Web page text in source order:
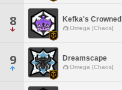
8 Kefka's Crowned
Omega [Chaos]
9 Dreamscape
Omega [Chaos]